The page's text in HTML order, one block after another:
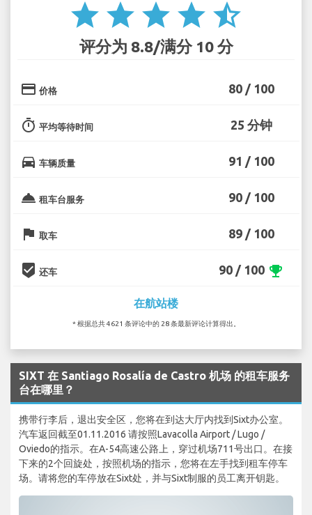
star star star star star_half
评分为 8.8/满分 10 分
credit_card 价格 80 / 100
timer 平均等待时间 25 分钟
directions_car 车辆质量 91 / 100
room_service 租车台服务 90 / 100
flag 取车 89 / 100
beenhere 还车 90 / 100 emoji_events
在航站楼
* 根据总共 4621 条评论中的 28 条最新评论计算得出。
SIXT 在 Santiago Rosalía de Castro 机场 的租车服务
台在哪里？
携带行李后，退出安全区，您将在到达大厅内找到Sixt办公室。
汽车返回截至01.11.2016 请按照Lavacolla Airport / Lugo /
Oviedo的指示。在A-54高速公路上，穿过机场711号出口。在接
下来的2个回旋处，按照机场的指示，您将在左手找到租车停车
场。请将您的车停放在Sixt处，并与Sixt制服的员工离开钥匙。